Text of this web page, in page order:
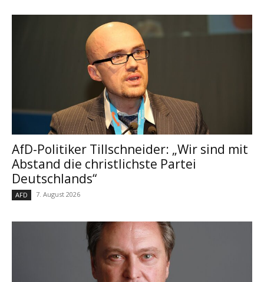
AfD-Politiker Tillschneider: „Wir sind mit
Abstand die christlichste Partei
Deutschlands“
AFD 7. August 2026